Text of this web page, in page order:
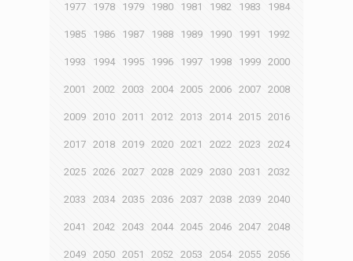
1977 1978 1979 1980 1981 1982 1983 1984
1985 1986 1987 1988 1989 1990 1991 1992
1993 1994 1995 1996 1997 1998 1999 2000
2001 2002 2003 2004 2005 2006 2007 2008
2009 2010 2011 2012 2013 2014 2015 2016
2017 2018 2019 2020 2021 2022 2023 2024
2025 2026 2027 2028 2029 2030 2031 2032
2033 2034 2035 2036 2037 2038 2039 2040
2041 2042 2043 2044 2045 2046 2047 2048
2049 2050 2051 2052 2053 2054 2055 2056